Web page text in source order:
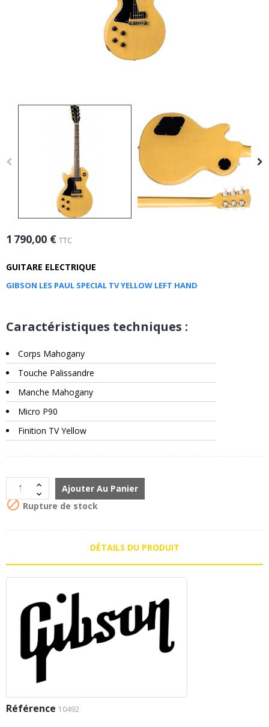
1 790,00 € TTC
GUITARE ELECTRIQUE
GIBSON LES PAUL SPECIAL TV YELLOW LEFT HAND
Caractéristiques techniques :
Corps Mahogany
Touche Palissandre
Manche Mahogany
Micro P90
Finition TV Yellow
Ajouter Au Panier
 Rupture de stock
DÉTAILS DU PRODUIT
Référence 10492